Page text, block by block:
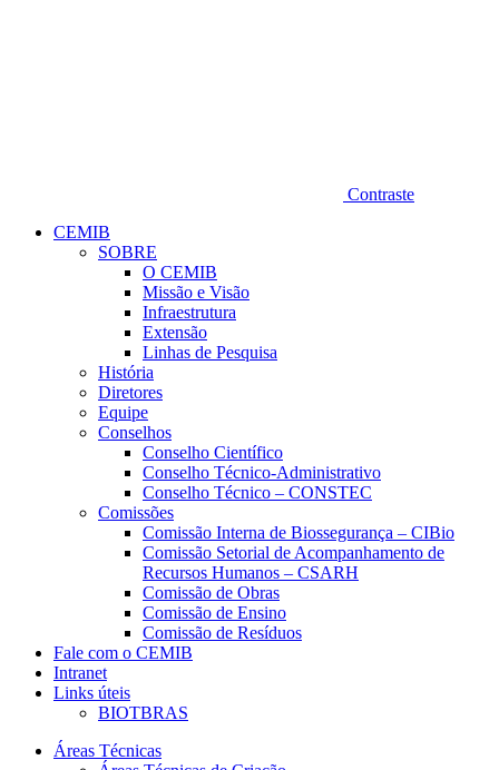
Contraste
CEMIB
SOBRE
O CEMIB
Missão e Visão
Infraestrutura
Extensão
Linhas de Pesquisa
História
Diretores
Equipe
Conselhos
Conselho Científico
Conselho Técnico-Administrativo
Conselho Técnico – CONSTEC
Comissões
Comissão Interna de Biossegurança – CIBio
Comissão Setorial de Acompanhamento de
Recursos Humanos – CSARH
Comissão de Obras
Comissão de Ensino
Comissão de Resíduos
Fale com o CEMIB
Intranet
Links úteis
BIOTBRAS
Áreas Técnicas